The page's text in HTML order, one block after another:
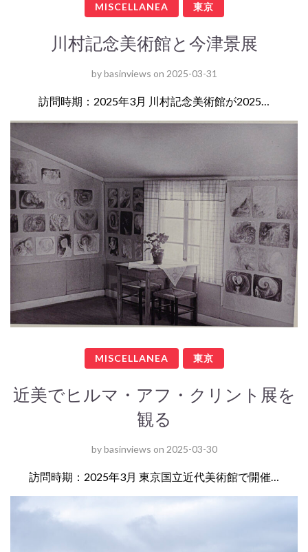
MISCELLANEA 東京
川村記念美術館と今津景展
bybasinviews on 2025-03-31
訪問時期：2025年3月 川村記念美術館が2025…
MISCELLANEA 東京
近美でヒルマ・アフ・クリント展を
観る
bybasinviews on 2025-03-30
訪問時期：2025年3月 東京国立近代美術館で開催…